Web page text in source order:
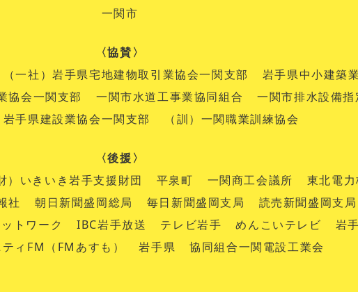
一関市
〈協賛〉
（一社）岩手県宅地建物取引業協会一関支部
岩手県中小建築
協会一関支部
一関市水道工事業協同組合
一関市排水設備指
岩手県建設業協会一関支部
（訓）一関職業訓練協会
〈後援〉
）いきいき岩手支援財団 平泉町 一関商工会議所
東北電
社 朝日新聞盛岡総局 毎日新聞盛岡支局 読売新聞盛岡支局
トワーク IBC岩手放送 テレビ岩手 めんこいテレビ 岩
ィFM（FMあすも）
岩手県 協同組合一関電設工業会